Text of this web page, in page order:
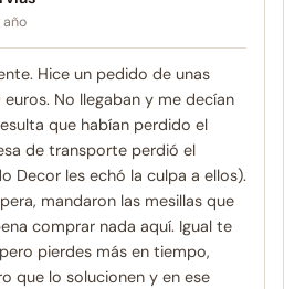
año
Hice un pedido de unas
No llegaban y me decían
que habían perdido el
de transporte perdió el
Decor les echó la culpa a ellos).
mandaron las mesillas que
comprar nada aquí. Igual te
pierdes más en tiempo,
que lo solucionen y en ese